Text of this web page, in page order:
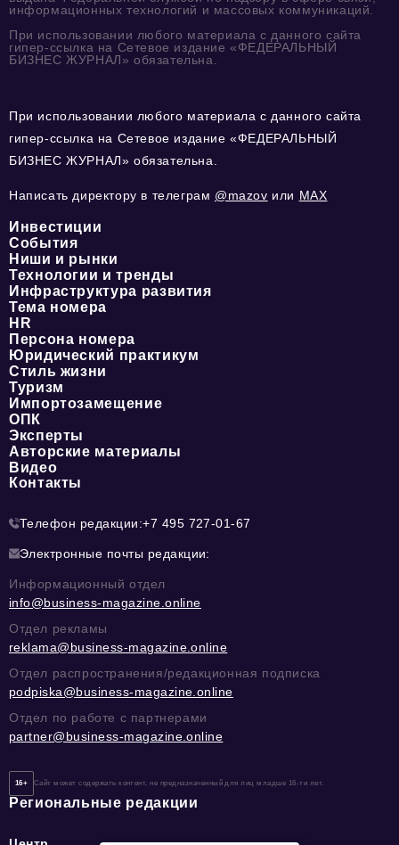
информационных технологий и массовых коммуникаций.
При использовании любого материала с данного сайта
гипер-ссылка на Сетевое издание «ФЕДЕРАЛЬНЫЙ
БИЗНЕС ЖУРНАЛ» обязательна.
При использовании любого материала с данного сайта
гипер-ссылка на Сетевое издание «ФЕДЕРАЛЬНЫЙ
БИЗНЕС ЖУРНАЛ» обязательна.
Написать директору в телеграм @mazov или MAX
Инвестиции
События
Ниши и рынки
Технологии и тренды
Инфраструктура развития
Тема номера
HR
Персона номера
Юридический практикум
Стиль жизни
Туризм
Импортозамещение
ОПК
Эксперты
Авторские материалы
Видео
Контакты
Телефон редакции:+7 495 727-01-67
Электронные почты редакции:
Информационный отдел
info@business-magazine.online
Отдел рекламы
reklama@business-magazine.online
Отдел распространения/редакционная подписка
podpiska@business-magazine.online
Отдел по работе с партнерами
partner@business-magazine.online
16+ Сайт может содержать контент, не предназначенный для лиц младше 16-ти лет.
Региональные редакции